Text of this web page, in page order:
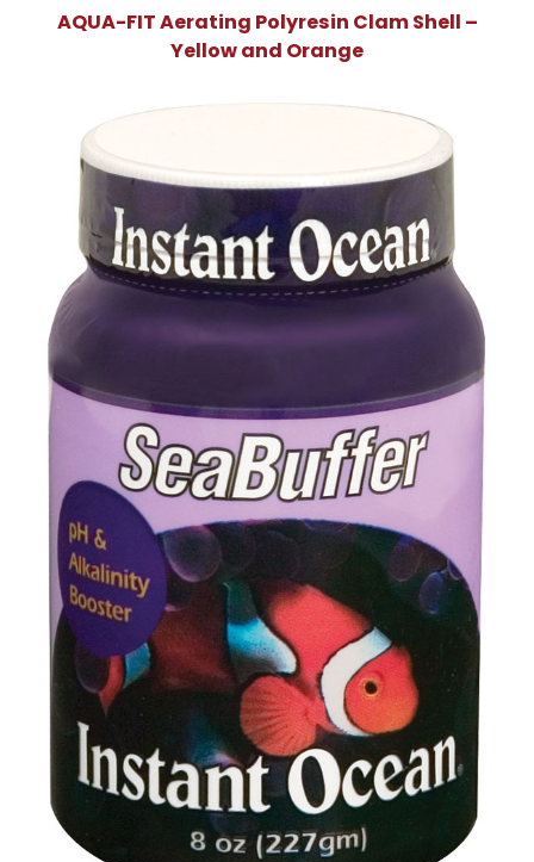
AQUA-FIT Aerating Polyresin Clam Shell –
Yellow and Orange